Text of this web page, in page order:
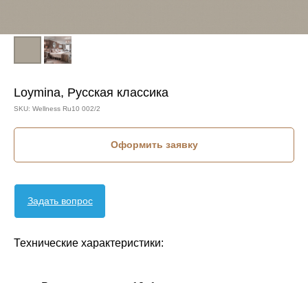
Loymina, Русская классика
SKU: Wellness Ru10 002/2
Оформить заявку
Задать вопрос
Технические характеристики: